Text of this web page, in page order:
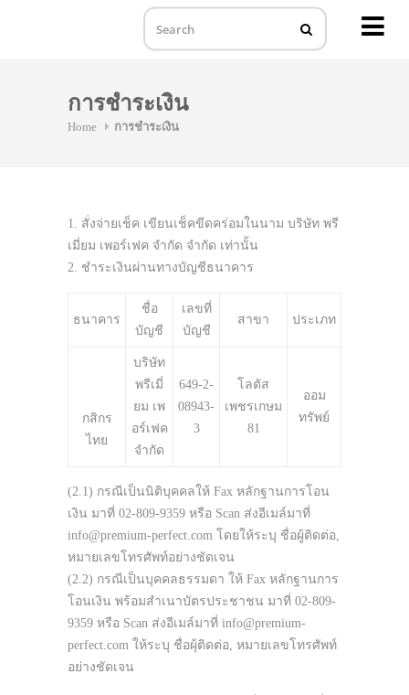
การชำระเงิน
Home การชำระเงิน
1. สั่งจ่ายเช็ค เขียนเช็คขีดคร่อมในนาม บริษัท พรี
เมี่ยม เพอร์เฟค จำกัด จำกัด เท่านั้น
2. ชำระเงินผ่านทางบัญชีธนาคาร
ธนาคาร
ชื่อ
บัญชี
เลขที่
บัญชี
สาขา ประเภท
กสิกร
ไทย
บริษัท
พรีเมี่
ยม เพ
อร์เฟค
จำกัด
649-2-
08943-
3
โลตัส
เพชรเกษม
81
ออม
ทรัพย์
(2.1) กรณีเป็นนิติบุคคลให้ Fax หลักฐานการโอน
เงิน มาที่ 02-809-9359 หรือ Scan ส่งอีเมล์มาที่
info@premium-perfect.com โดยให้ระบุ ชื่อผู้ติดต่อ,
หมายเลขโทรศัพท์อย่างชัดเจน
(2.2) กรณีเป็นบุคคลธรรมดา ให้ Fax หลักฐานการ
โอนเงิน พร้อมสำเนาบัตรประชาชน มาที่ 02-809-
9359 หรือ Scan ส่งอีเมล์มาที่ info@premium-
perfect.com ให้ระบุ ชื่อผุ้ติดต่อ, หมายเลขโทรศัพท์
อย่างชัดเจน